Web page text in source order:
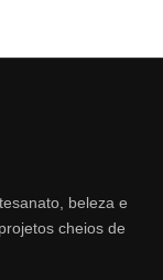
beleza e
cheios de